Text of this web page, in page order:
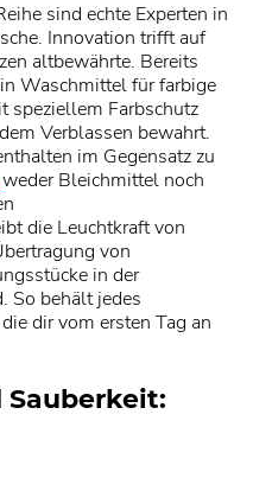
sind echte Experten in
Innovation trifft auf
altbewährte. Bereits
Waschmittel für farbige
speziellem Farbschutz
Verblassen bewahrt.
im Gegensatz zu
weder Bleichmittel noch
die Leuchtkraft von
von
in der
So behält jedes
dir vom ersten Tag an